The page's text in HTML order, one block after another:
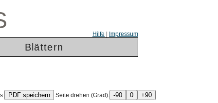
Hilfe Impressum
Blättern
Seite drehen (Grad):